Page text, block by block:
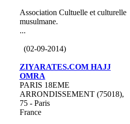
Association Cultuelle et culturelle
musulmane.
...
(02-09-2014)
ZIYARATES.COM HAJJ
OMRA
PARIS 18EME
ARRONDISSEMENT (75018),
75 - Paris
France